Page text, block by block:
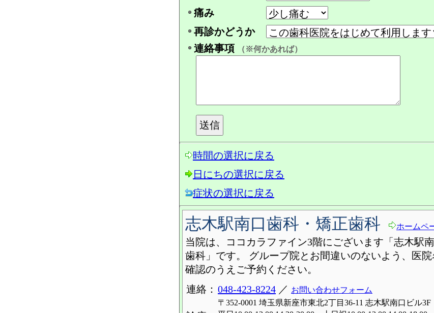
痛み
再診かどうか
連絡事項
（※何かあれば）
時間の選択に戻る
日にちの選択に戻る
症状の選択に戻る
志木駅南口歯科・矯正歯科 ホームペ
当院は、ココカラファイン3階にございます「志木駅
歯科」です。 グループ院とお間違いのないよう、医
確認のうえご予約ください。
連絡： 048-423-8224 ／ お問い合わせフォーム
〒352-0001 埼玉県新座市東北2丁目36-11 志木駅南口ビル3F